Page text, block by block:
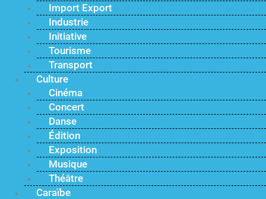
Import Export
Industrie
Initiative
Tourisme
Transport
Culture
Cinéma
Concert
Danse
Édition
Exposition
Musique
Théâtre
Caraïbe